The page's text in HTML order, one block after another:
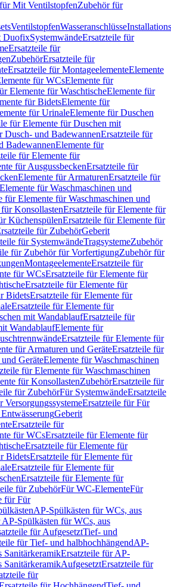
Mit VentilstopfenZubehör für
VentilstopfenWasseranschlüsse
DuofixSystemwändeErsatzteile für
Ersatzteile für
ZubehörErsatzteile für
Ersatzteile für MontageelementeElemente
für WCsElemente für
Elemente für WaschtischeElemente für
für BidetsElemente für
für UrinaleElemente für Duschen
für Elemente für Duschen mit
Dusch- und BadewannenErsatzteile für
BadewannenElemente für
für Elemente für
für AusgussbeckenErsatzteile für
Elemente für ArmaturenErsatzteile für
Elemente für Waschmaschinen und
für Elemente für Waschmaschinen und
KonsollastenErsatzteile für Elemente für
KüchenspülenErsatzteile für Elemente für
für ZubehörGeberit
für SystemwändeTragsystemeZubehör
für Zubehör für VorfertigungZubehör für
MontageelementeErsatzteile für
für WCsErsatzteile für Elemente für
Ersatzteile für Elemente für
BidetsErsatzteile für Elemente für
Ersatzteile für Elemente für
mit WandablaufErsatzteile für
WandablaufElemente für
Ersatzteile für Elemente für
für Armaturen und GeräteErsatzteile für
GeräteElemente für Waschmaschinen
für Elemente für Waschmaschinen
für KonsollastenZubehörErsatzteile für
für ZubehörFür SystemwändeErsatzteile
VersorgungssystemeErsatzteile für Für
Geberit
Ersatzteile für
für WCsErsatzteile für Elemente für
Ersatzteile für Elemente für
BidetsErsatzteile für Elemente für
Ersatzteile für Elemente für
Ersatzteile für Elemente für
für ZubehörFür WC-ElementeFür
für Für
AP-Spülkästen für WCs, aus
Spülkästen für WCs, aus
für AufgesetztTief- und
für Tief- und halbhochhängendAP-
SanitärkeramikErsatzteile für AP-
SanitärkeramikAufgesetztErsatzteile für
für